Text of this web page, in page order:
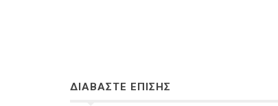
ΔΙΑΒΑΣΤΕ ΕΠΙΣΗΣ